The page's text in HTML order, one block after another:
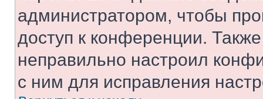
администратором, чтобы
доступ к конференции.
неправильно настроил
с ним для исправления